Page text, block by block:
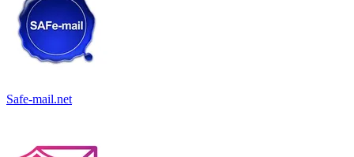
Safe-mail.net